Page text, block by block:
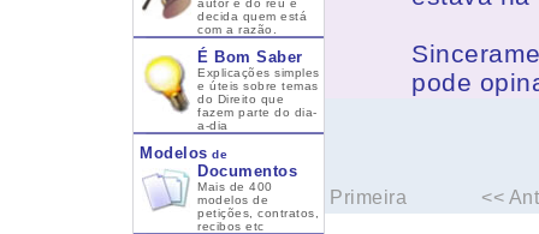
autor e do réu e
decida quem está
com a razão.
É Bom Saber
Explicações simples
e úteis sobre temas
do Direito que
fazem parte do dia-
a-dia
Modelos de
Documentos
Mais de 400
modelos de
petições, contratos,
recibos etc
pode
Primeira <<